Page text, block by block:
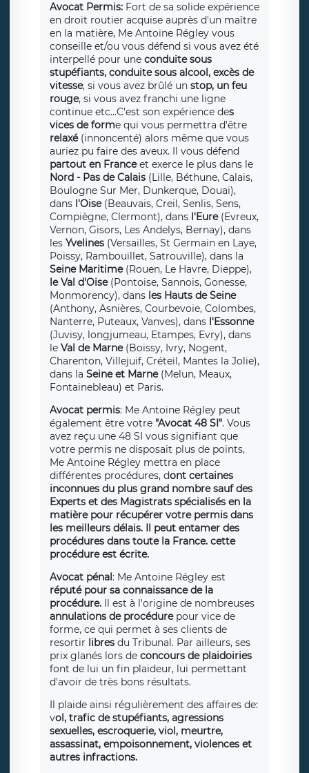
Avocat Permis: Fort de sa solide expérience
en droit routier acquise auprès d'un maître
en la matière, Me Antoine Régley vous
conseille et/ou vous défend si vous avez été
interpellé pour une conduite sous
stupéfiants, conduite sous alcool, excès de
vitesse, si vous avez brûlé un stop, un feu
rouge, si vous avez franchi une ligne
continue etc...C'est son expérience des
vices de forme qui vous permettra d'être
relaxé(innoncenté) alors même que vous
auriez pu faire des aveux. Il vous défend
partout en Franceet exerce le plus dans le
Nord - Pas de Calais (Lille, Béthune, Calais,
Boulogne Sur Mer, Dunkerque, Douai),
dans l'Oise(Beauvais, Creil, Senlis, Sens,
Compiègne, Clermont), dans l'Eure(Evreux,
Vernon, Gisors, Les Andelys, Bernay), dans
les Yvelines (Versailles, St Germain en Laye,
Poissy, Rambouillet, Satrouville), dans la
Seine Maritime (Rouen, Le Havre, Dieppe),
le Val d'Oise(Pontoise, Sannois, Gonesse,
Monmorency), dans les Hauts de Seine
(Anthony, Asnières, Courbevoie, Colombes,
Nanterre, Puteaux, Vanves), dans l'Essonne
(Juvisy, longjumeau, Etampes, Evry), dans
le Val de Marne(Boissy, Ivry, Nogent,
Charenton, Villejuif, Créteil, Mantes la Jolie),
dans la Seine et Marne(Melun, Meaux,
Fontainebleau) et Paris.
Avocat permis: Me Antoine Régley peut
également être votre "Avocat 48 SI". Vous
avez reçu une 48 SI vous signifiant que
votre permis ne disposait plus de points,
Me Antoine Régley mettra en place
différentes procédures, dont certaines
inconnues du plus grand nombre sauf des
Experts et des Magistrats spécialisés en la
matière pour récupérer votre permis dans
les meilleurs délais. Il peut entamer des
procédures dans toute la France. cette
procédure est écrite.
Avocat pénal: Me Antoine Régley est
réputé pour sa connaissance de la
procédure. Il est à l'origine de nombreuses
annulations de procédurepour vice de
forme, ce qui permet à ses clients de
resortir libres du Tribunal. Par ailleurs, ses
prix glanés lors de concours de plaidoiries
font de lui un fin plaideur, lui permettant
d'avoir de très bons résultats.
Il plaide ainsi régulièrement des affaires de:
vol, trafic de stupéfiants, agressions
sexuelles, escroquerie, viol, meurtre,
assassinat, empoisonnement, violences et
autres infractions.